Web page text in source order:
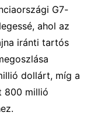
G7-
ahol az
iránti tartós
dollárt, míg a
800 millió